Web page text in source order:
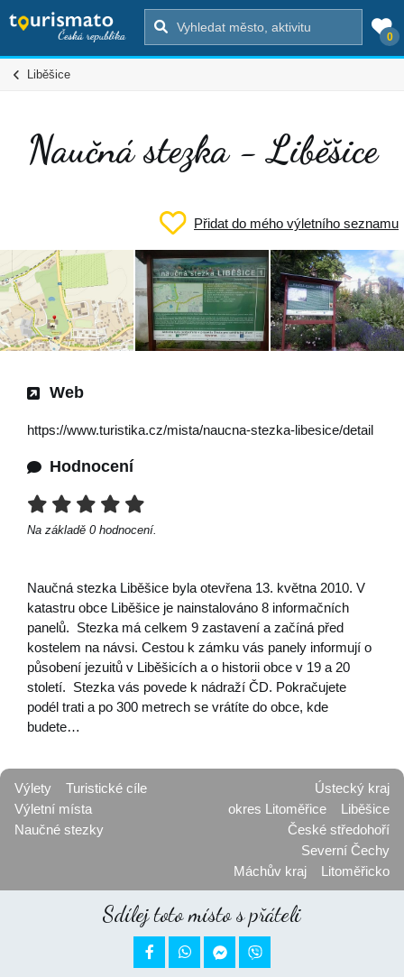
0
Liběšice
Naučná stezka - Liběšice
Přidat do mého výletního seznamu
Web
https://www.turistika.cz/mista/naucna-stezka-libesice/detail
Hodnocení
Na základě 0 hodnocení.
Naučná stezka Liběšice byla otevřena 13. května 2010. V
katastru obce Liběšice je nainstalováno 8 informačních
panelů. Stezka má celkem 9 zastavení a začíná před
kostelem na návsi. Cestou k zámku vás panely informují o
působení jezuitů v Liběšicích a o historii obce v 19 a 20
století. Stezka vás povede k nádraží ČD. Pokračujete
podél trati a po 300 metrech se vrátíte do obce, kde
budete…
Výlety
Turistické cíle
Výletní místa
Naučné stezky
Ústecký kraj
okres Litoměřice
Liběšice
České středohoří
Severní Čechy
Máchův kraj
Litoměřicko
Sdílej toto místo s přáteli
 